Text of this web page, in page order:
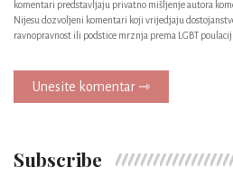
komentari predstavljaju privatno mišljenje autora
Nijesu dozvoljeni komentari koji vrijedjaju
ravnopravnost ili podstice mrznja prema LGBT poulaciji.
Unesite komentar ⇾
Subscribe